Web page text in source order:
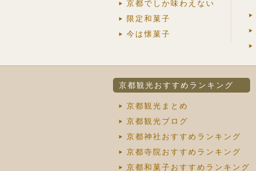
京都でしか味わえない
限定和菓子
今は懐菓子
京都観光おすすめランキング
京都観光まとめ
京都観光ブログ
京都神社おすすめランキング
京都寺院おすすめランキング
京都和菓子おすすめランキング